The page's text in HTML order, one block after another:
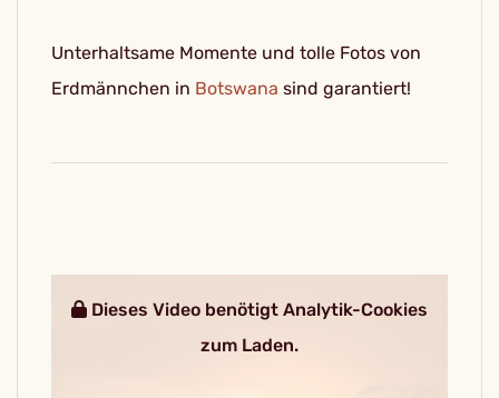
Unterhaltsame Momente und tolle Fotos von
Erdmännchen in Botswana sind garantiert!
Dieses Video benötigt Analytik-Cookies
zum Laden.